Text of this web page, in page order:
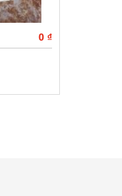
0 ₫